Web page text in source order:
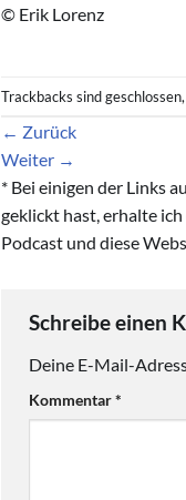
© Erik Lorenz
Trackbacks sind
← Zurück
Weiter →
* Bei einigen der Links
geklickt hast, erhalte
Podcast und diese
Schreibe einen
Deine E-Mail-
Kommentar*